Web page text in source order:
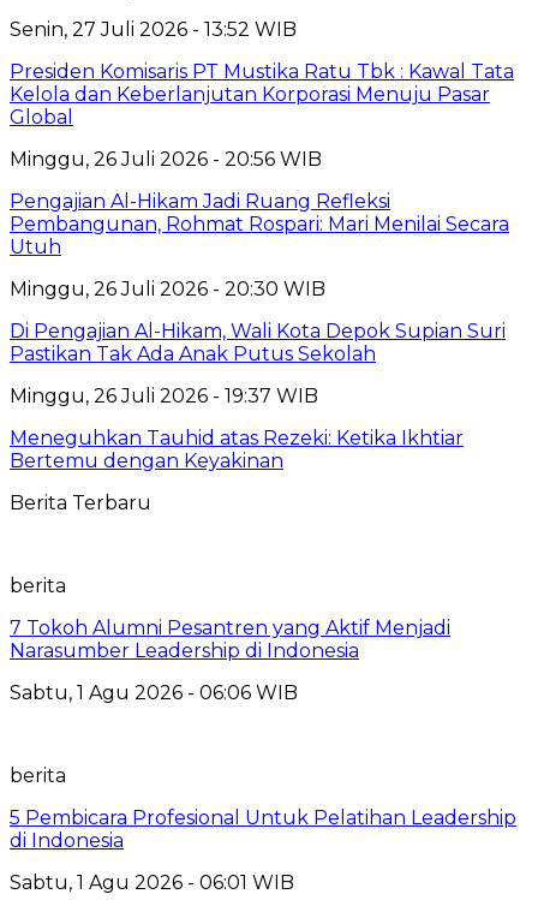
Senin, 27 Juli 2026 - 13:52 WIB
Presiden Komisaris PT Mustika Ratu Tbk : Kawal Tata
Kelola dan Keberlanjutan Korporasi Menuju Pasar
Global
Minggu, 26 Juli 2026 - 20:56 WIB
Pengajian Al-Hikam Jadi Ruang Refleksi
Pembangunan, Rohmat Rospari: Mari Menilai Secara
Utuh
Minggu, 26 Juli 2026 - 20:30 WIB
Di Pengajian Al-Hikam, Wali Kota Depok Supian Suri
Pastikan Tak Ada Anak Putus Sekolah
Minggu, 26 Juli 2026 - 19:37 WIB
Meneguhkan Tauhid atas Rezeki: Ketika Ikhtiar
Bertemu dengan Keyakinan
Berita Terbaru
berita
7 Tokoh Alumni Pesantren yang Aktif Menjadi
Narasumber Leadership di Indonesia
Sabtu, 1 Agu 2026 - 06:06 WIB
berita
5 Pembicara Profesional Untuk Pelatihan Leadership
di Indonesia
Sabtu, 1 Agu 2026 - 06:01 WIB